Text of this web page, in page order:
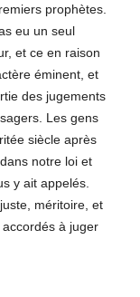
prophètes.
eu un seul
et ce en raison
éminent, et
des jugements
Les gens
siècle après
notre loi et
méritoire, et
accordés à juger